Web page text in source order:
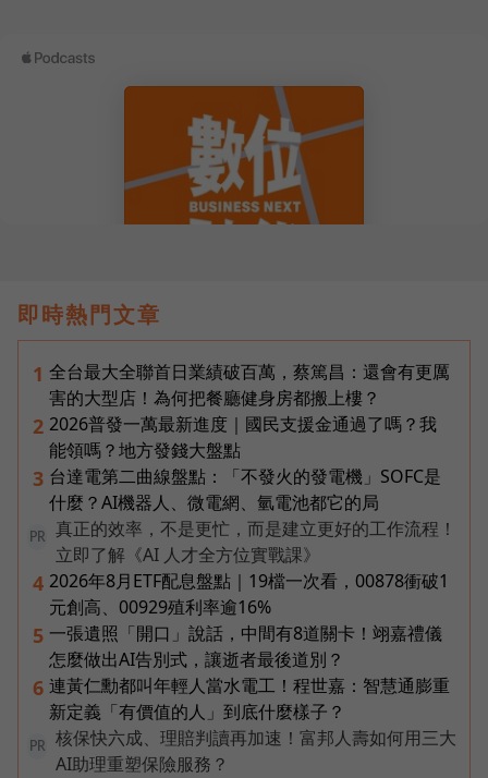
即時熱門文章
1 全台最大全聯首日業績破百萬，蔡篤昌：還會有更厲
害的大型店！為何把餐廳健身房都搬上樓？
2 2026普發一萬最新進度｜國民支援金通過了嗎？我
能領嗎？地方發錢大盤點
3 台達電第二曲線盤點：「不發火的發電機」SOFC是
什麼？AI機器人、微電網、氫電池都它的局
PR
真正的效率，不是更忙，而是建立更好的工作流程！
立即了解《AI 人才全方位實戰課》
4 2026年8月ETF配息盤點｜19檔一次看，00878衝破1
元創高、00929殖利率逾16%
5 一張遺照「開口」說話，中間有8道關卡！翊嘉禮儀
怎麼做出AI告別式，讓逝者最後道別？
6 連黃仁勳都叫年輕人當水電工！程世嘉：智慧通膨重
新定義「有價值的人」到底什麼樣子？
PR
核保快六成、理賠判讀再加速！富邦人壽如何用三大
AI助理重塑保險服務？